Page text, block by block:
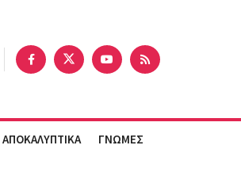
ΑΠΟΚΑΛΥΠΤΙΚΑ ΓΝΩΜΕΣ